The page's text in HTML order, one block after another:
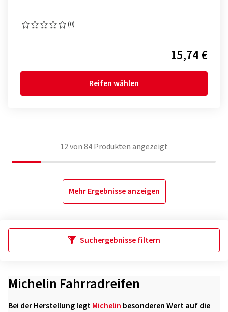
(0)
15,74 €
Reifen wählen
12von84Produkten angezeigt
Mehr Ergebnisse anzeigen
Suchergebnisse filtern
Michelin Fahrradreifen
Bei der Herstellung legtMichelin besonderen Wert auf die